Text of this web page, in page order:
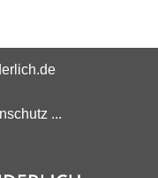
...